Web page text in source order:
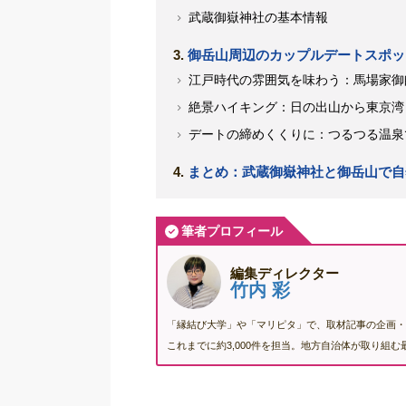
武蔵御嶽神社の基本情報
御岳山周辺のカップルデートスポ
江戸時代の雰囲気を味わう：馬場家
絶景ハイキング：日の出山から東京
デートの締めくくりに：つるつる温
まとめ：武蔵御嶽神社と御岳山で
筆者プロフィール
編集ディレクター
竹内 彩
「縁結び大学」や「マリピタ」で、取材記事の企
これまでに約3,000件を担当。地方自治体が取り組